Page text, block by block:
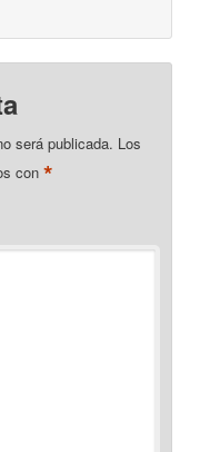
será publicada. Los
con*